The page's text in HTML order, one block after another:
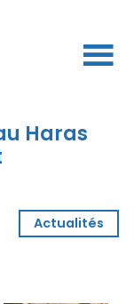
Haras
Actualités